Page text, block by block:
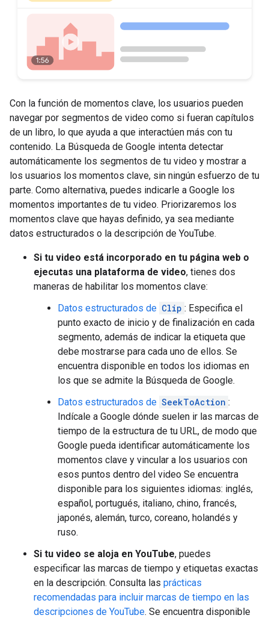
Con la función de momentos clave, los usuarios pueden
navegar por segmentos de video como si fueran capítulos
de un libro, lo que ayuda a que interactúen más con tu
contenido. La Búsqueda de Google intenta detectar
automáticamente los segmentos de tu video y mostrar a
los usuarios los momentos clave, sin ningún esfuerzo de tu
parte. Como alternativa, puedes indicarle a Google los
momentos importantes de tu video. Priorizaremos los
momentos clave que hayas definido, ya sea mediante
datos estructurados o la descripción de YouTube.
Si tu video está incorporado en tu página web o
ejecutas una plataforma de video, tienes dos
maneras de habilitar los momentos clave:
Datos estructurados de Clip : Especifica el
punto exacto de inicio y de finalización en cada
segmento, además de indicar la etiqueta que
debe mostrarse para cada uno de ellos. Se
encuentra disponible en todos los idiomas en
los que se admite la Búsqueda de Google.
Datos estructurados de SeekToAction :
Indícale a Google dónde suelen ir las marcas de
tiempo de la estructura de tu URL, de modo que
Google pueda identificar automáticamente los
momentos clave y vincular a los usuarios con
esos puntos dentro del video Se encuentra
disponible para los siguientes idiomas: inglés,
español, portugués, italiano, chino, francés,
japonés, alemán, turco, coreano, holandés y
ruso.
Si tu video se aloja en YouTube, puedes
especificar las marcas de tiempo y etiquetas exactas
en la descripción. Consulta las prácticas
recomendadas para incluir marcas de tiempo en las
descripciones de YouTube. Se encuentra disponible